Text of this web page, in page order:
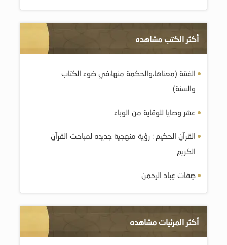
أكثر الكتب مشاهده
الفتنة (معناها،والحكمة منها،في ضوء الكتاب
والسنة)
عشر وصايا للوقاية من الوباء
القرآن الحكيم : رؤية منهجية جديده لمباحث القرآن
الكريم
صِفات عِباد الرحمن
أكثر المرئيات مشاهده